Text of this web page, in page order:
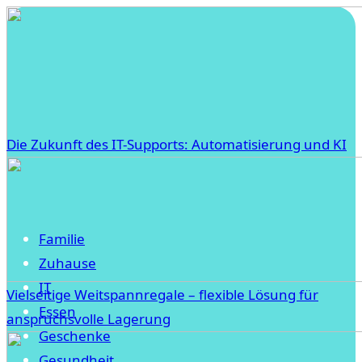
Die Zukunft des IT-Supports: Automatisierung und KI
Vielseitige Weitspannregale – flexible Lösung für
anspruchsvolle Lagerung
Familie
Zuhause
IT
Essen
Geschenke